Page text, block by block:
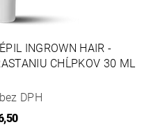
INGROWN HAIR -
CHĹPKOV 30 ML
DPH